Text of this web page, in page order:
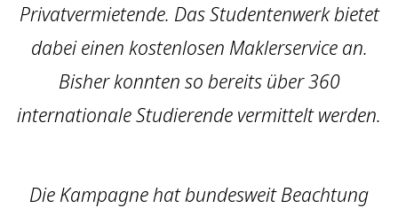
Privatvermietende. Das Studentenwerk bietet
dabei einen kostenlosen Maklerservice an.
Bisher konnten so bereits über 360
internationale Studierende vermittelt werden.
Die Kampagne hat bundesweit Beachtung